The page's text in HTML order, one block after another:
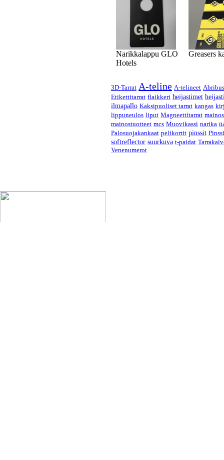
Narikkalappu GLO
Hotels
Greasers
3D-Tarrat A-teline A-telineet
Etikettitarrat flaikkeri heijastimet
ilmapallo Kaksipuoliset tarrat kangas
lippuneulos liput Magneettitarrat
mainostuotteet mcs Muovikassi narika
Palosuojakankaat pelikortit pinssit
softreflector suurkuva t-paidat
Venenumerot